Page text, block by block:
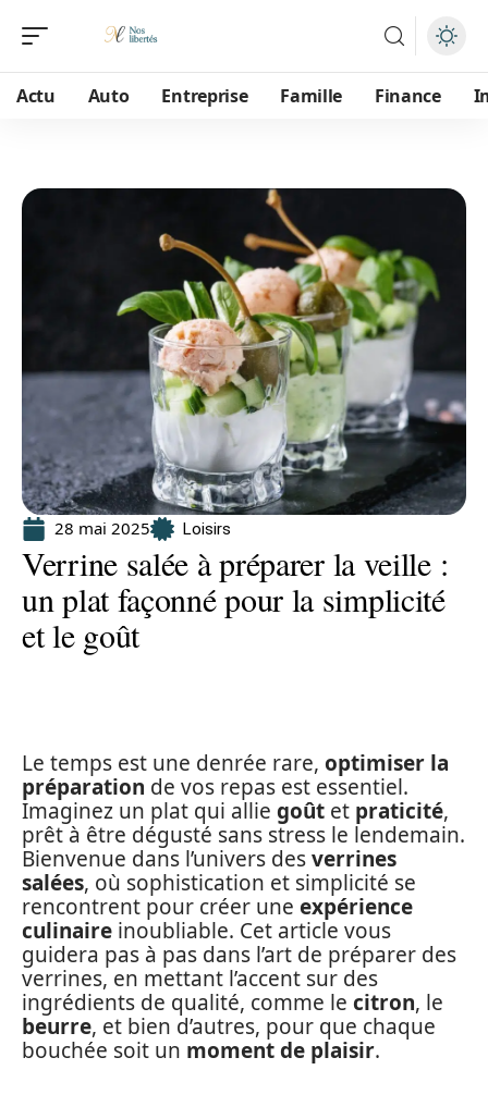
Actu Auto Entreprise Famille Finance
28 mai 2025 Loisirs
Verrine salée à préparer la veille :
un plat façonné pour la simplicité
et le goût
Le temps est une denrée rare, optimiser la
préparation de vos repas est essentiel.
Imaginez un plat qui allie goût et praticité,
prêt à être dégusté sans stress le lendemain.
Bienvenue dans l’univers desverrines
salées, où sophistication et simplicité se
rencontrent pour créer une expérience
culinaire inoubliable. Cet article vous
guidera pas à pas dans l’art de préparer des
verrines, en mettant l’accent sur des
ingrédients de qualité, comme le citron, le
beurre, et bien d’autres, pour que chaque
bouchée soit un moment de plaisir.